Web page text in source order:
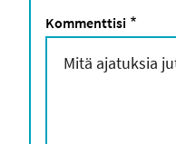
Kommenttisi *